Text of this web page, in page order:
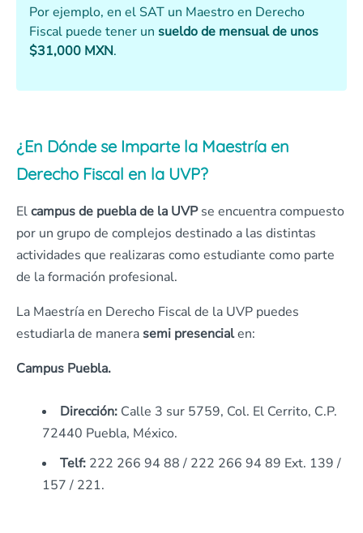
Por ejemplo, en el SAT un Maestro en Derecho
Fiscal puede tener un sueldo de mensual de unos
$31,000 MXN.
¿En Dónde se Imparte la Maestría en
Derecho Fiscal en la UVP?
Elcampus de puebla de la UVPse encuentra compuesto
por un grupo de complejos destinado a las distintas
actividades que realizaras como estudiante como parte
de la formación profesional.
La Maestría en Derecho Fiscal de la UVP puedes
estudiarla de manerasemi presencialen:
Campus Puebla.
Dirección: Calle 3 sur 5759, Col. El Cerrito, C.P.
72440 Puebla, México.
Telf: 222 266 94 88 / 222 266 94 89 Ext. 139 /
157 / 221.